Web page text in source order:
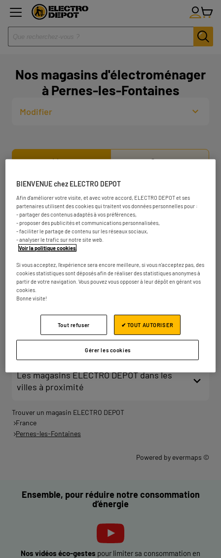
Nos magasins d'électroménager
à Pernes-les-Fontaines
Modifier
Liste Carte
1
15.32
km
ELECTRO DEPOT AVIGNON
809 Avenue Pierre Bérégovoy
84140 Avignon
Fermé aujourd'hui
Numéro
2 ELECTRO DEPOT NIMES
Numéro Plus d'infos
Les magasins ELECTRO DEPOT dans les
villes à proximité
Trouver un magasin ELECTRO DEPOT
France
Pernes-les-Fontaines
Powered by evermaps ©
Ensemble, pour réduire notre consommation
d’énergie
Nos vidéos éco-gestes pour limiter sa consommation en
BIENVENUE chez ELECTRO DEPOT
Afin d'améliorer votre visite, et avec votre accord, ELECTRO DEPOT et ses
partenaires utilisent des cookies qui traitent vos données personnelles pour :
- partager des contenus adaptés à vos préférences,
- proposer des publicités et communications personnalisées,
- faciliter le partage de contenu sur les réseaux sociaux,
- analyser le trafic sur notre site web.
Voir la politique cookies
Si vous acceptez, l'expérience sera encore meilleure, si vous n'acceptez pas, des
cookies statistiques sont déposés afin de réaliser des statistiques anonymes à
partir de votre navigation. Vous pouvez vous opposer à leur dépôt en gérant vos
cookies.
Bonne visite!
Gérer les cookies
Tout refuser ✔ TOUT AUTORISER